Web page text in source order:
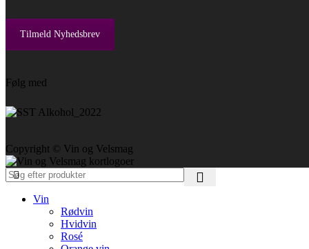
Tilmeld Nyhedsbrev
Følg med
Copyright © Vin og Velsmag
Vin
Rødvin
Hvidvin
Rosé